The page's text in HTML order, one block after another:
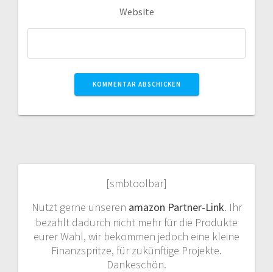
Website
[smbtoolbar]
Nutzt gerne unseren amazon Partner-Link. Ihr
bezahlt dadurch nicht mehr für die Produkte
eurer Wahl, wir bekommen jedoch eine kleine
Finanzspritze, für zukünftige Projekte.
Dankeschön.